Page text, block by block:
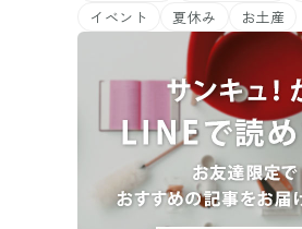
イベント
夏休み お土産